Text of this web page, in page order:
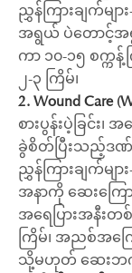
ညွှန်ကြားချက်မျာ
အရွယ် ပဲတောင့်
ကာ ၁၀-၁၅ စက္က
၂-၃ ကြိမ်၊
2. Wound Care
စားပွန်းပဲ့ခြင်း၊
ခွဲစိတ်ပြီးသည့်ဒဏ်
ညွှန်ကြားချက်မျ
အနာကို ဆေးကြော
အရေပြားအနီး
ကြိမ်၊ အညစ်အကြေ
သို့မဟုတ် ဆေးဘ